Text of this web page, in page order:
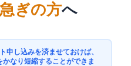
ぎの方へ
申し込みを済ませておけば、
なり短縮することができま